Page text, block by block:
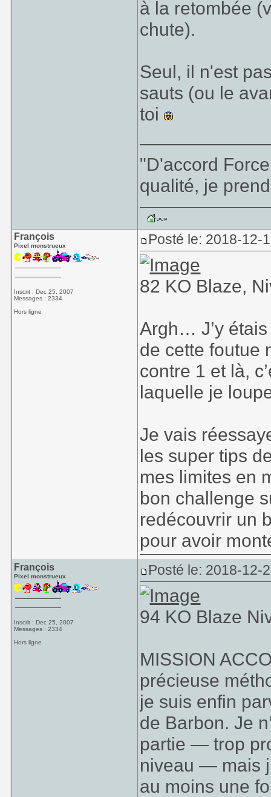
à la retombée
chute).
Seul, il n'est
sauts (ou le
toi
"D'accord
qualité, je
François
Pixel monstrueux
Inscrit : Dec 25, 2007
Messages : 2334
Hors ligne
Posté le: 2018-12-
82 KO Blaze,
Argh… J’y
de cette foutue
contre 1 et là,
laquelle je
Je vais
les super tips
mes limites en
bon challenge
redécouvrir un
pour avoir
François
Pixel monstrueux
Inscrit : Dec 25, 2007
Messages : 2334
Hors ligne
Posté le: 2018-12-
94 KO Blaze
MISSION
précieuse
je suis enfin
de Barbon. Je
partie — trop
niveau — mais
au moins une